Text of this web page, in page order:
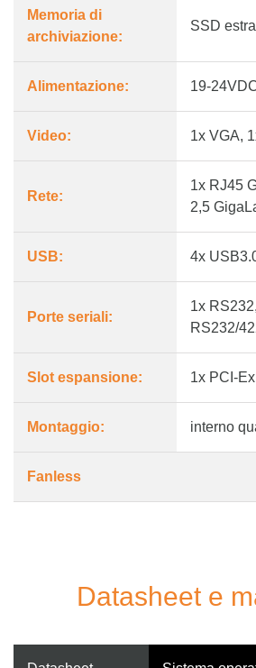
Memoria di
archiviazione:
SSD
Alimentazione: 19-
Video: 1x VGA,
Rete:
1x RJ45
2,5
USB: 4x
Porte seriali:
1x
RS232/
Slot espansione: 1x PCI-
Montaggio: interno
Fanless
Datasheet e